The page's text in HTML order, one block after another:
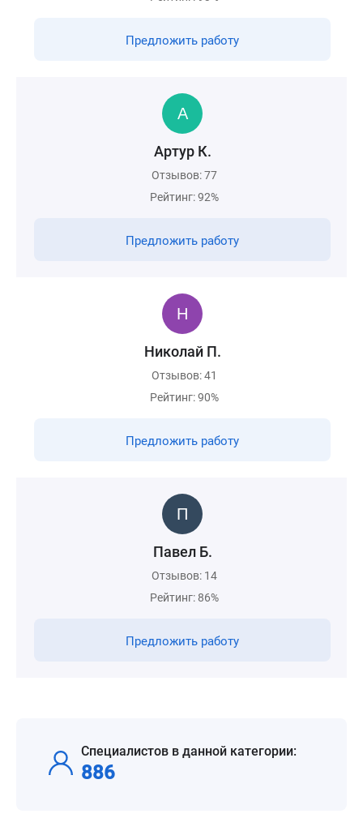
Предложить работу
Артур К.
Отзывов: 77
Рейтинг: 92%
Предложить работу
Николай П.
Отзывов: 41
Рейтинг: 90%
Предложить работу
Павел Б.
Отзывов: 14
Рейтинг: 86%
Предложить работу
Специалистов в данной категории:
886